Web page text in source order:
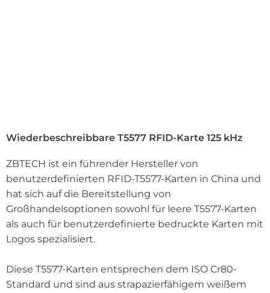
Wiederbeschreibbare T5577 RFID-Karte 125 kHz
ZBTECH ist ein führender Hersteller von
benutzerdefinierten RFID-T5577-Karten in China und
hat sich auf die Bereitstellung von
Großhandelsoptionen sowohl für leere T5577-Karten
als auch für benutzerdefinierte bedruckte Karten mit
Logos spezialisiert.
Diese T5577-Karten entsprechen dem ISO Cr80-
Standard und sind aus strapazierfähigem weißem